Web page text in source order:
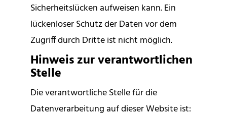
Sicherheitslücken aufweisen kann. Ein
lückenloser Schutz der Daten vor dem
Zugriff durch Dritte ist nicht möglich.
Hinweis zur verantwortlichen
Stelle
Die verantwortliche Stelle für die
Datenverarbeitung auf dieser Website ist: